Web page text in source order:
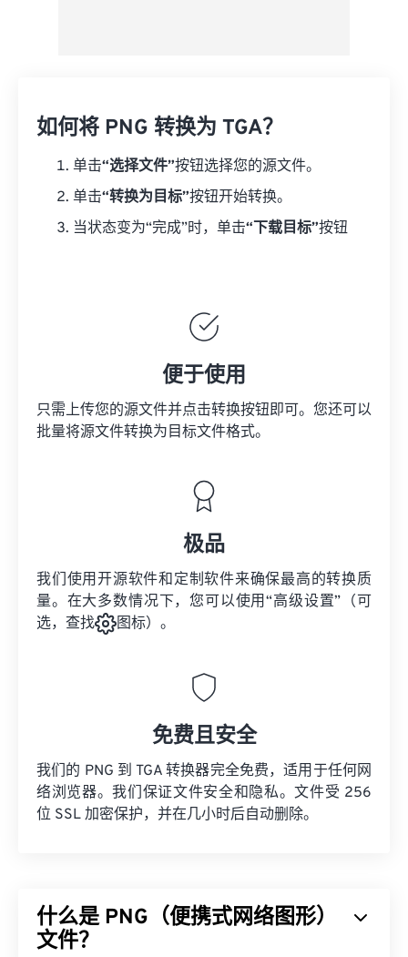
如何将 PNG 转换为 TGA？
单击“选择文件”按钮选择您的源文件。
单击“转换为目标”按钮开始转换。
当状态变为“完成”时，单击“下载目标”按钮
便于使用
只需上传您的源文件并点击转换按钮即可。您还可以
批量将源文件转换为目标文件格式。
极品
我们使用开源软件和定制软件来确保最高的转换质
量。在大多数情况下，您可以使用“高级设置”（可
选，查找
图标）。
免费且安全
我们的 PNG 到 TGA 转换器完全免费，适用于任何网
络浏览器。我们保证文件安全和隐私。文件受 256
位 SSL 加密保护，并在几小时后自动删除。
什么是 PNG（便携式网络图形）
文件？